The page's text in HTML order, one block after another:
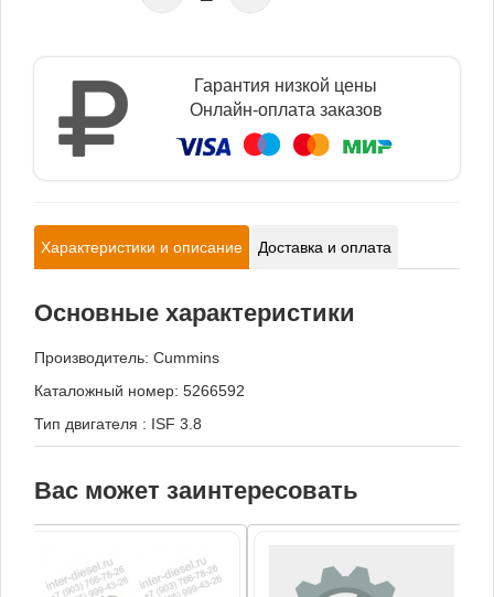
Гарантия низкой цены
Онлайн-оплата заказов
Характеристики и описание Доставка и оплата
Основные характеристики
Производитель: Cummins
Каталожный номер: 5266592
Тип двигателя : ISF 3.8
Вас может заинтересовать